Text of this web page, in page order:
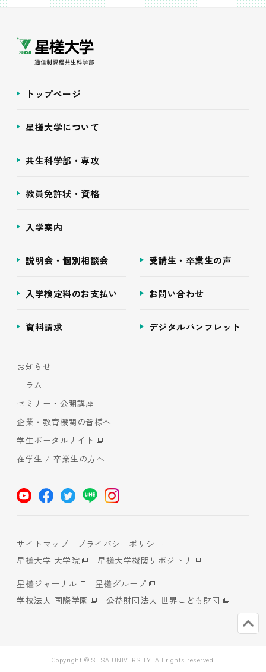
トップページ
星槎大学について
共生科学部・専攻
教員免許状・資格
入学案内
説明会・個別相談会 受講生・卒業生の声
入学検定料のお支払い お問い合わせ
資料請求 デジタルパンフレット
お知らせ
コラム
セミナー・公開講座
企業・教育機関の皆様へ
学生ポータルサイト
在学生 / 卒業生の方へ
サイトマップ
プライバシーポリシー
星槎大学 大学院
星槎大学機関リポジトリ
星槎ジャーナル
星槎グループ
学校法人 国際学園
公益財団法人 世界こども財団
Copyright © SEISA UNIVERSITY. All rights reserved.